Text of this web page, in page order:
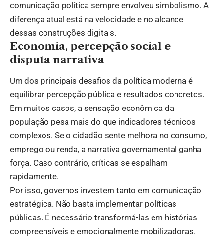
comunicação política sempre envolveu simbolismo. A
diferença atual está na velocidade e no alcance
dessas construções digitais.
Economia, percepção social e
disputa narrativa
Um dos principais desafios da política moderna é
equilibrar percepção pública e resultados concretos.
Em muitos casos, a sensação econômica da
população pesa mais do que indicadores técnicos
complexos. Se o cidadão sente melhora no consumo,
emprego ou renda, a narrativa governamental ganha
força. Caso contrário, críticas se espalham
rapidamente.
Por isso, governos investem tanto em comunicação
estratégica. Não basta implementar políticas
públicas. É necessário transformá-las em histórias
compreensíveis e emocionalmente mobilizadoras.